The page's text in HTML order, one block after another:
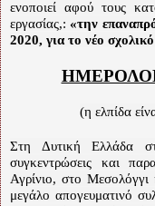
ενοποιεί αφού τους
εργασίας,:«την
2020, για το νέο
(η ελπίδα
Στη Δυτική Ελλάδα
συγκεντρώσεις και
Αγρίνιο, στο
μεγάλο απογευματινό